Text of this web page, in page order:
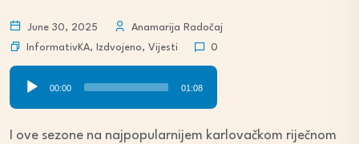
June 30, 2025
Anamarija Radočaj
InformativKA, Izdvojeno, Vijesti 0
00:00 01:08
I ove sezone na najpopularnijem karlovačkom riječnom